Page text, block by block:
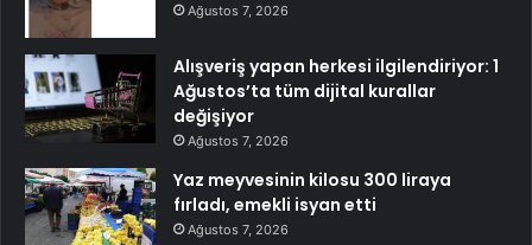
Ağustos 7, 2026
Alışveriş yapan herkesi ilgilendiriyor: 1
Ağustos’ta tüm dijital kurallar
değişiyor
Ağustos 7, 2026
Yaz meyvesinin kilosu 300 liraya
fırladı, emekli isyan etti
Ağustos 7, 2026